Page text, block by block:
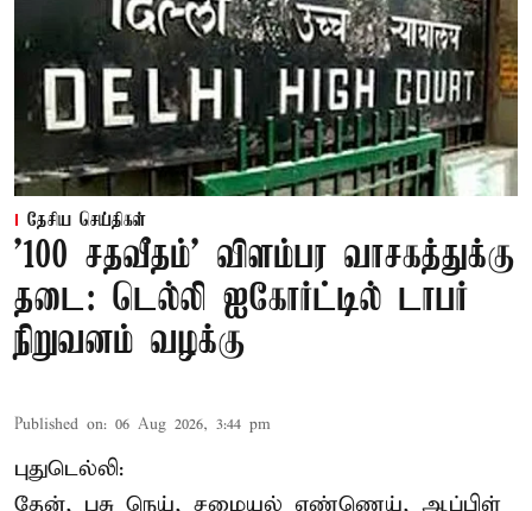
தேசிய செய்திகள்
'100 சதவீதம்' விளம்பர வாசகத்துக்கு
தடை: டெல்லி ஐகோர்ட்டில் டாபர்
நிறுவனம் வழக்கு
Published on: 06 Aug 2026, 3:44 pm
புதுடெல்லி:
தேன், பசு நெய், சமையல் எண்ணெய், ஆப்பிள்